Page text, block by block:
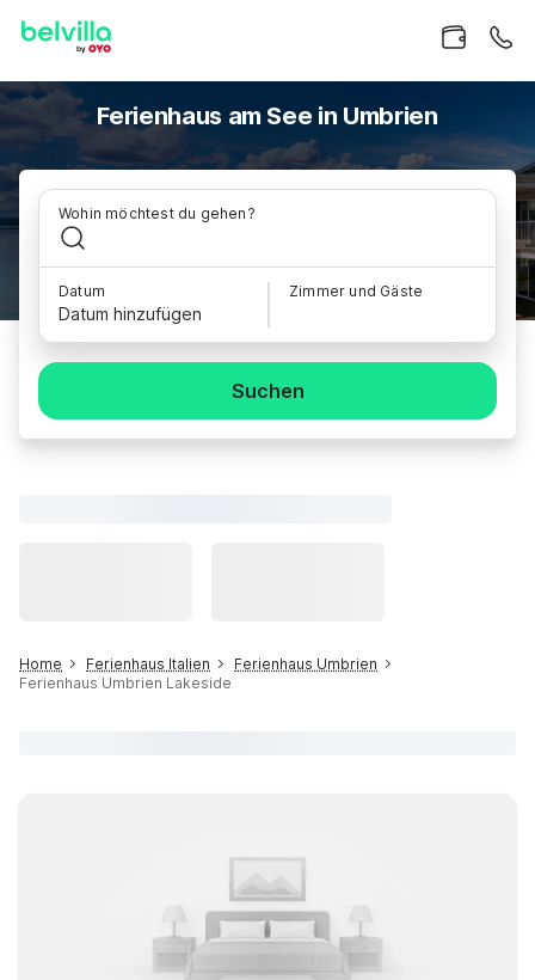
Ferienhaus am See in Umbrien
Wohin möchtest du gehen?
Datum
Datum hinzufügen
Zimmer und Gäste
Suchen
Home Ferienhaus Italien
Ferienhaus Umbrien
Ferienhaus Umbrien Lakeside